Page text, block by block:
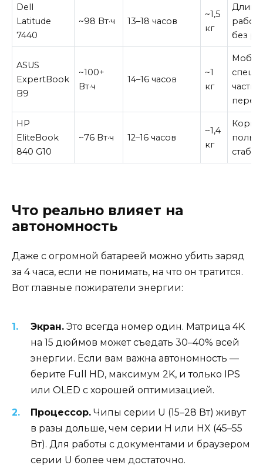
Dell
Latitude
7440
~98 Вт·ч 13–18 часов
~1,5
кг
без
ASUS
ExpertBook
B9
~100+
Вт·ч
14–16 часов
~1
кг
частые
HP
EliteBook
840 G10
~76 Вт·ч 12–16 часов
~1,4
кг
Что реально влияет на
автономность
Даже с огромной батареей можно убить заряд
за 4 часа, если не понимать, на что он тратится.
Вот главные пожиратели энергии:
Экран. Это всегда номер один. Матрица 4K
на 15 дюймов может съедать 30–40% всей
энергии. Если вам важна автономность —
берите Full HD, максимум 2K, и только IPS
или OLED с хорошей оптимизацией.
Процессор. Чипы серии U (15–28 Вт) живут
в разы дольше, чем серии H или HX (45–55
Вт). Для работы с документами и браузером
серии U более чем достаточно.